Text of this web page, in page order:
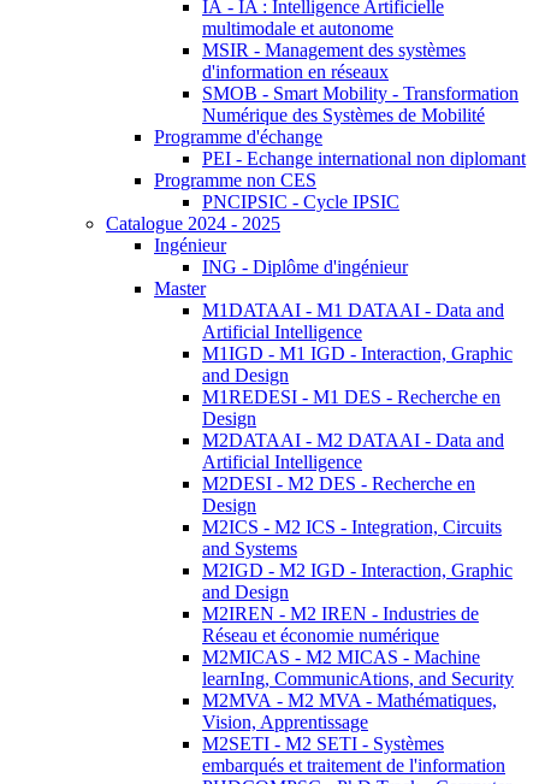
IA - IA : Intelligence Artificielle
multimodale et autonome
MSIR - Management des systèmes
d'information en réseaux
SMOB - Smart Mobility - Transformation
Numérique des Systèmes de Mobilité
Programme d'échange
PEI - Echange international non diplomant
Programme non CES
PNCIPSIC - Cycle IPSIC
Catalogue 2024 - 2025
Ingénieur
ING - Diplôme d'ingénieur
Master
M1DATAAI - M1 DATAAI - Data and
Artificial Intelligence
M1IGD - M1 IGD - Interaction, Graphic
and Design
M1REDESI - M1 DES - Recherche en
Design
M2DATAAI - M2 DATAAI - Data and
Artificial Intelligence
M2DESI - M2 DES - Recherche en
Design
M2ICS - M2 ICS - Integration, Circuits
and Systems
M2IGD - M2 IGD - Interaction, Graphic
and Design
M2IREN - M2 IREN - Industries de
Réseau et économie numérique
M2MICAS - M2 MICAS - Machine
learnIng, CommunicAtions, and Security
M2MVA - M2 MVA - Mathématiques,
Vision, Apprentissage
M2SETI - M2 SETI - Systèmes
embarqués et traitement de l'information